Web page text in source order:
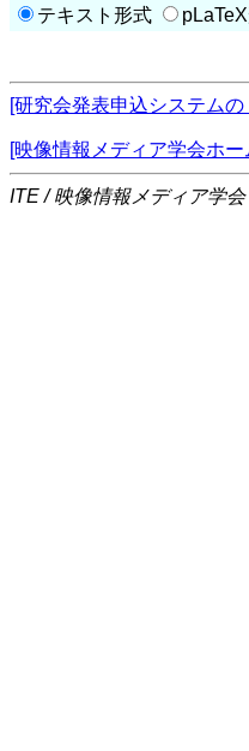
テキスト形式
[研究会発表申込システム
[映像情報メディア学会ホー
ITE / 映像情報メディア学会